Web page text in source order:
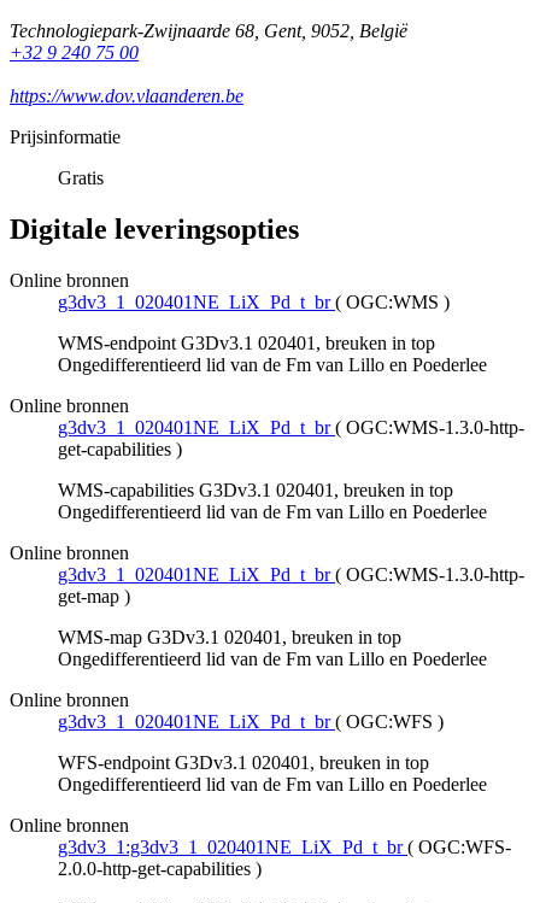
Technologiepark-Zwijnaarde 68, Gent, 9052, België
+32 9 240 75 00
https://www.dov.vlaanderen.be
Prijsinformatie
Gratis
Digitale leveringsopties
Online bronnen
g3dv3_1_020401NE_LiX_Pd_t_br ( OGC:WMS )
WMS-endpoint G3Dv3.1 020401, breuken in top
Ongedifferentieerd lid van de Fm van Lillo en Poederlee
Online bronnen
g3dv3_1_020401NE_LiX_Pd_t_br ( OGC:WMS-1.3.0-http-
get-capabilities )
WMS-capabilities G3Dv3.1 020401, breuken in top
Ongedifferentieerd lid van de Fm van Lillo en Poederlee
Online bronnen
g3dv3_1_020401NE_LiX_Pd_t_br ( OGC:WMS-1.3.0-http-
get-map )
WMS-map G3Dv3.1 020401, breuken in top
Ongedifferentieerd lid van de Fm van Lillo en Poederlee
Online bronnen
g3dv3_1_020401NE_LiX_Pd_t_br ( OGC:WFS )
WFS-endpoint G3Dv3.1 020401, breuken in top
Ongedifferentieerd lid van de Fm van Lillo en Poederlee
Online bronnen
g3dv3_1:g3dv3_1_020401NE_LiX_Pd_t_br ( OGC:WFS-
2.0.0-http-get-capabilities )